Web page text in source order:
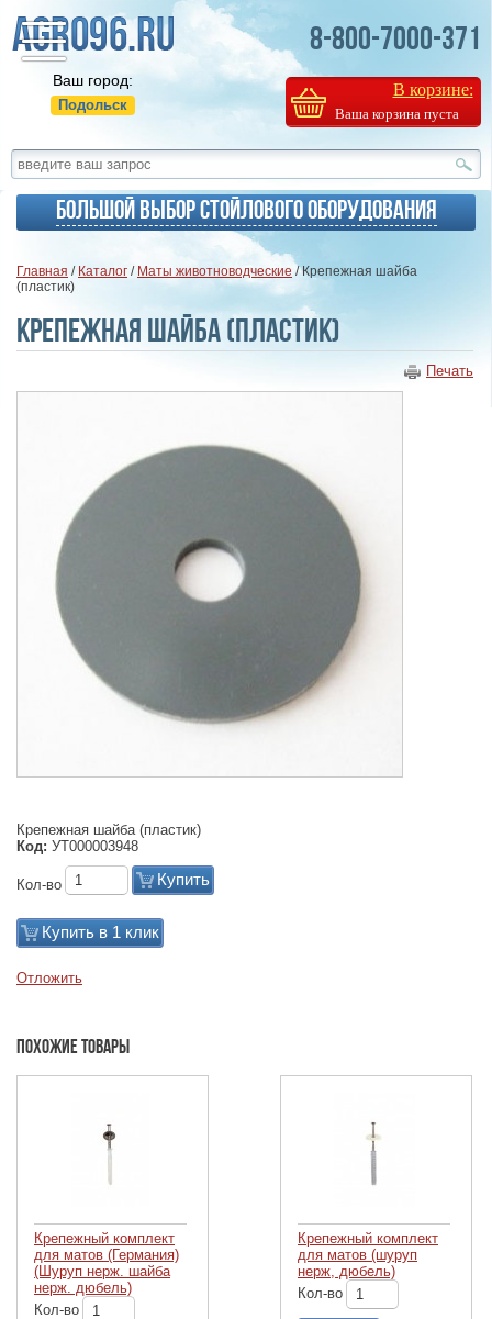
Ваш город:
Подольск
8-800-7000-371
В корзине:
Ваша корзина пуста
Большой выбор стойлового оборудования
Главная / Каталог / Маты животноводческие / Крепежная шайба
(пластик)
Крепежная шайба (пластик)
Печать
Крепежная шайба (пластик)
Код: УТ000003948
Кол-во Купить
Купить в 1 клик
Отложить
Похожие товары
Крепежный комплект
для матов (Германия)
(Шуруп нерж. шайба
нерж. дюбель)
Кол-во
Крепежный комплект
для матов (шуруп
нерж, дюбель)
Кол-во